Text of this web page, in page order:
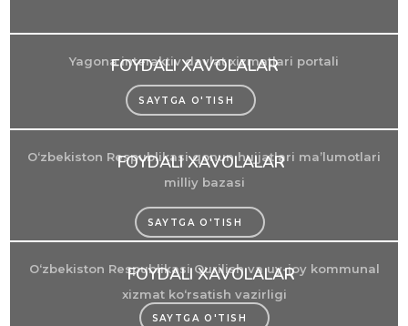
SAYTGA O'TISH
FOYDALI XAVOLALAR
Yagona interaktiv davlat xizmatlari portali
SAYTGA O'TISH
FOYDALI XAVOLALAR
O‘zbekiston Respublikasi qonun hujjatlari ma’lumotlari
milliy bazasi
SAYTGA O'TISH
FOYDALI XAVOLALAR
O‘zbekiston Respublikasi Qurilish va uy-joy kommunal
xizmat ko‘rsatish vazirligi